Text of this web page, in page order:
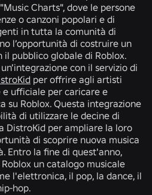
"Music Charts", dove le persone
o canzoni popolari e di
in tutta la comunità di
l’opportunità di costruire un
pubblico globale di Roblox.
con il servizio di
per offrire agli artisti
e ufficiale per caricare e
su Roblox. Questa integrazione
di utilizzare le decine di
DistroKid per ampliare la loro
di scoprire nuova musica
Entro la fine di quest'anno,
un catalogo musicale
l'elettronica, il pop, la dance, il
hop.